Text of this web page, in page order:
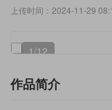
上传时间：2024-11-29
1/12
作品简介